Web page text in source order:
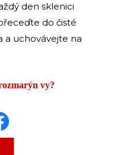
den sklenici
do čisté
a uchovávejte na
vy?